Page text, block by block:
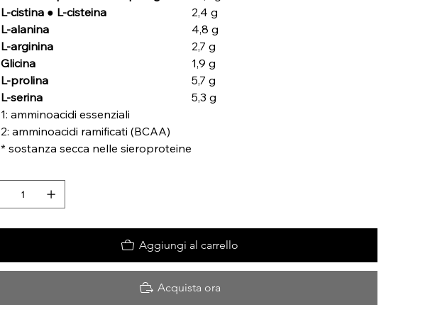
L-cistina ● L-cisteina
2,4 g
L-alanina
4,8 g
L-arginina
2,7 g
Glicina
1,9 g
L-prolina
5,7 g
L-serina
5,3 g
1: amminoacidi essenziali
2: amminoacidi ramificati (BCAA)
* sostanza secca nelle sieroproteine
Aggiungi al carrello
Acquista ora